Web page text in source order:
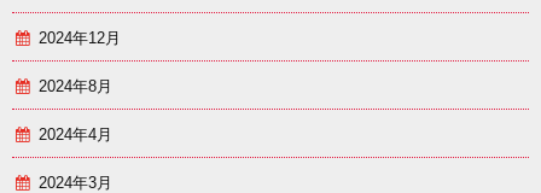
2024年12月
2024年8月
2024年4月
2024年3月